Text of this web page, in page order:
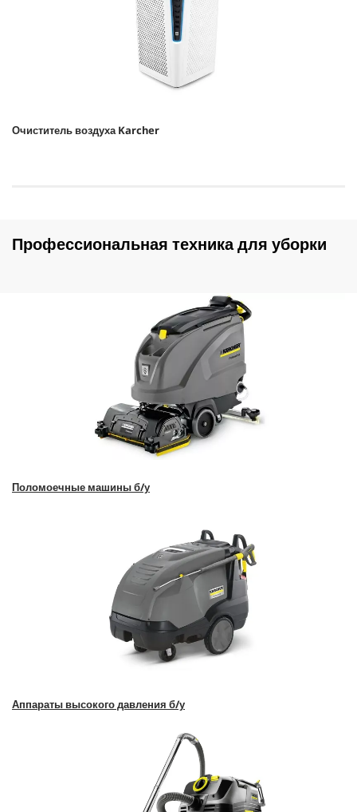
Очиститель воздуха Karcher
Профессиональная техника для уборки
Поломоечные машины б/у
Аппараты высокого давления б/у